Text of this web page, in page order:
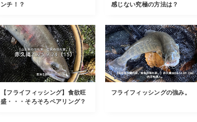
ンチ！？
感じない究極の方法は？
【フライフィッシング】食欲旺
盛・・・そろそろペアリング？
フライフィッシングの強み。